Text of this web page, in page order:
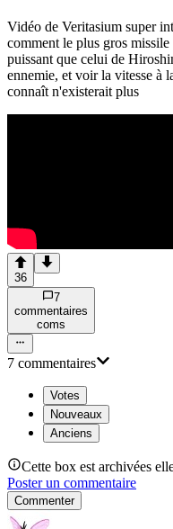
Vidéo de Veritasium super
comment le plus gros
puissant que celui de
ennemie, et voir la vitesse à
connaît n'existerait plus
36
7
commentaires
coms
7 commentaires
Votes
Nouveaux
Anciens
Cette box est archivées
Poster un commentaire
Commenter